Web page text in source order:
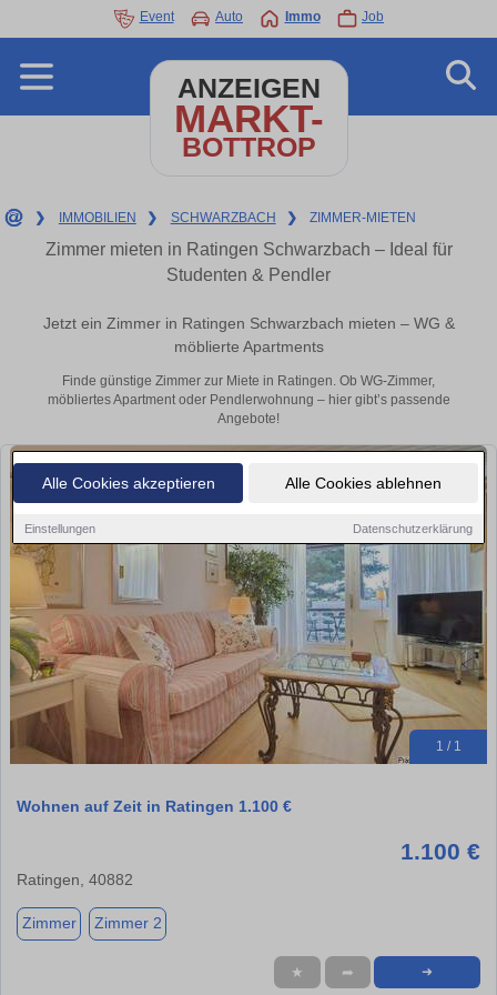
Alle Cookies akzeptieren Alle Cookies ablehnen
Einstellungen Datenschutzerklärung
Event Auto Immo Job
ANZEIGEN
MARKT-
BOTTROP
❯ IMMOBILIEN ❯ SCHWARZBACH ❯ ZIMMER-MIETEN
Zimmer mieten in Ratingen Schwarzbach – Ideal für
Studenten & Pendler
Jetzt ein Zimmer in Ratingen Schwarzbach mieten – WG &
möblierte Apartments
Finde günstige Zimmer zur Miete in Ratingen. Ob WG-Zimmer,
möbliertes Apartment oder Pendlerwohnung – hier gibt’s passende
Angebote!
1 / 1
Wohnen auf Zeit in Ratingen 1.100 €
1.100 €
Ratingen, 40882
Zimmer Zimmer 2
★ ➦ ➜